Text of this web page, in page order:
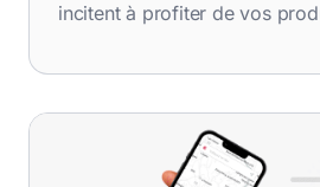
incitent à profiter de vos